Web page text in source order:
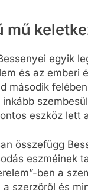
mű
egyik
és az emberi
második
eszköz lett
összefügg
eszméinek
ben a
szerzőről és